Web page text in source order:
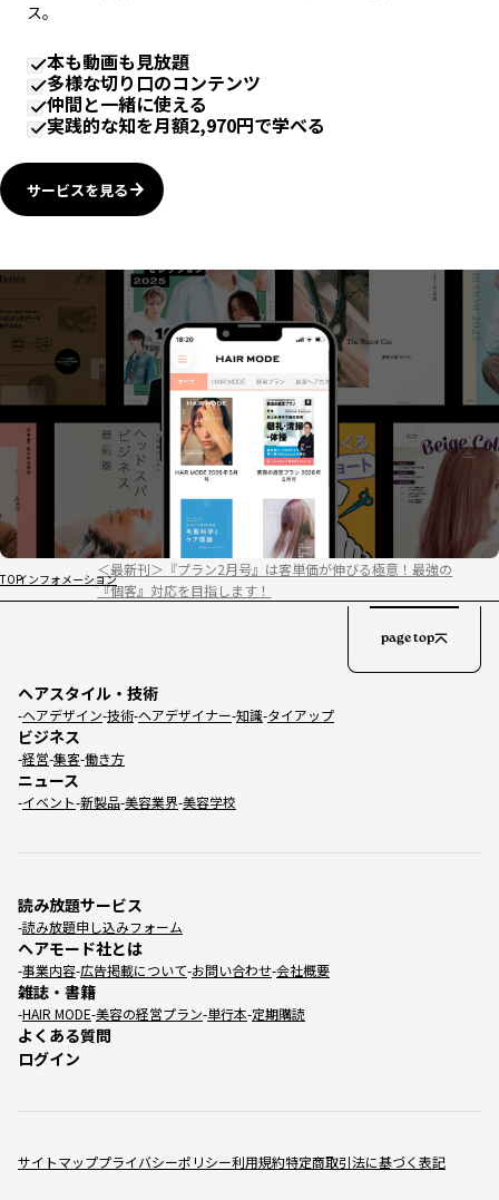
ス。
本も動画も見放題
多様な切り口のコンテンツ
仲間と一緒に使える
実践的な知を月額2,970円で学べる
サービスを見る
TOPインフォメーション
＜最新刊＞『プラン2月号』は客単価が伸びる極意！最強の
『個客』対応を目指します！
サイトマッププライバシーポリシー利用規約特定商取引法に基づく表記
ヘアスタイル・技術
ヘアデザイン 技術 ヘアデザイナー 知識 タイアップ
ビジネス
経営 集客 働き方
ニュース
イベント 新製品 美容業界 美容学校
読み放題サービス
読み放題申し込みフォーム
ヘアモード社とは
事業内容 広告掲載について お問い合わせ 会社概要
雑誌・書籍
HAIR MODE 美容の経営プラン 単行本 定期購読
よくある質問
ログイン
page top